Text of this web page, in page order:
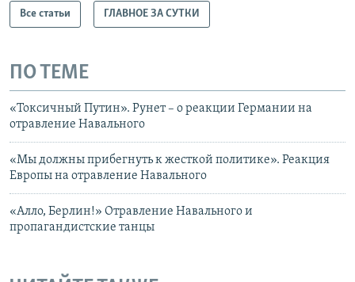
Все статьи ГЛАВНОЕ ЗА СУТКИ
ПО ТЕМЕ
«Токсичный Путин». Рунет – о реакции Германии на
отравление Навального
«Мы должны прибегнуть к жесткой политике». Реакция
Европы на отравление Навального
«Алло, Берлин!» Отравление Навального и
пропагандистские танцы